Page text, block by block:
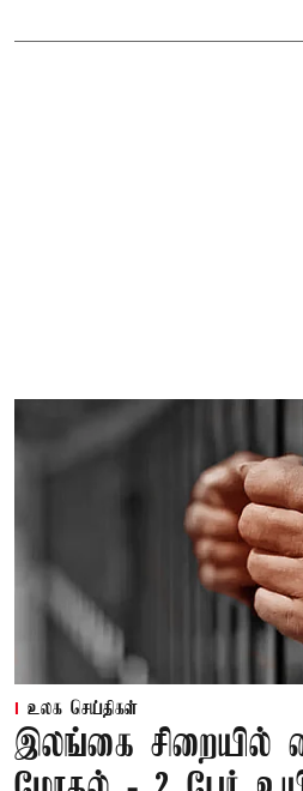
உலக செய்திகள்
இலங்கை சிறையில்